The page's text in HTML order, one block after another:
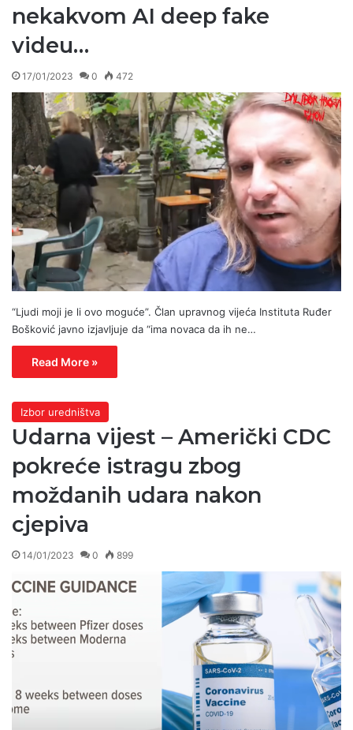
nekakvom AI deep fake
videu…
17/01/2023 0 472
“Ljudi moji je li ovo moguće”. Član upravnog vijeća Instituta Ruđer
Bošković javno izjavljuje da “ima novaca da ih ne…
Read More »
Izbor uredništva
Udarna vijest – Američki CDC
pokreće istragu zbog
moždanih udara nakon
cjepiva
14/01/2023 0 899